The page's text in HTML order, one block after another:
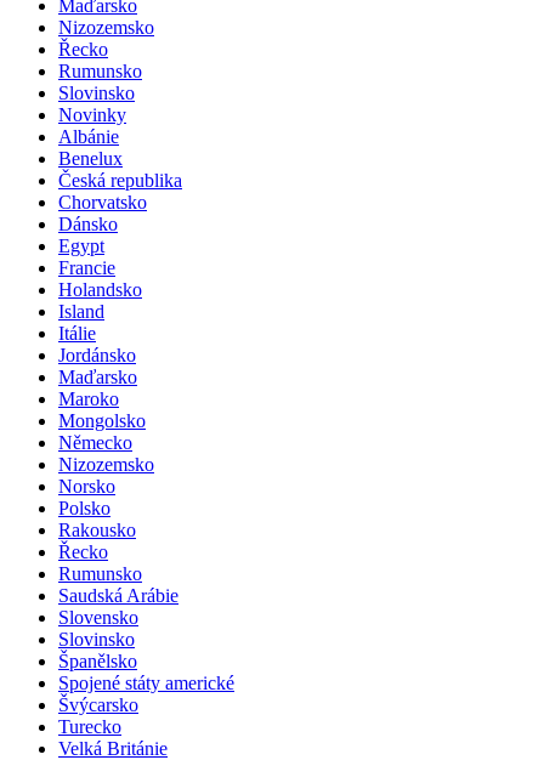
Maďarsko
Nizozemsko
Řecko
Rumunsko
Slovinsko
Novinky
Albánie
Benelux
Česká republika
Chorvatsko
Dánsko
Egypt
Francie
Holandsko
Island
Itálie
Jordánsko
Maďarsko
Maroko
Mongolsko
Německo
Nizozemsko
Norsko
Polsko
Rakousko
Řecko
Rumunsko
Saudská Arábie
Slovensko
Slovinsko
Španělsko
Spojené státy americké
Švýcarsko
Turecko
Velká Británie